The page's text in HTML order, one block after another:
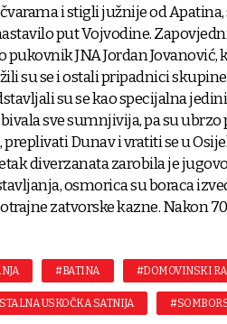
i stigli južnije od Apatina,
put Vojvodine.
pukovnik JNA Jordan
su se i ostali pripadnici
su se kao specijalna
sve sumnjivija, pa su
preplivati Dunav i vratiti se u
diverzanata zarobila je
osmorica su boraca
zatvorske kazne. Nakon
#BATINA #DOMOVINSKI
USKOČKA SATNIJA